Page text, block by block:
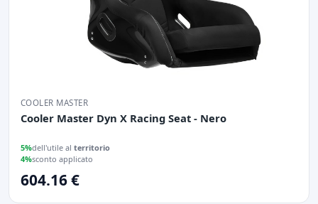
COOLER MASTER
Cooler Master Dyn X Racing Seat - Nero
5%dell'utile al territorio
4%sconto applicato
604.16 €